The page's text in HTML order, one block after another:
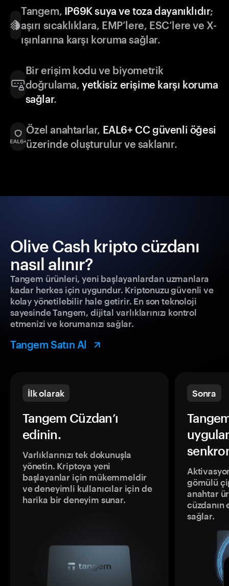
Tangem, IP69K suya ve toza dayanıklıdır;
aşırı sıcaklıklara, EMP’lere, ESC’lere ve X-
ışınlarına karşı koruma sağlar.
Bir erişim kodu ve biyometrik
doğrulama,yetkisiz erişime karşı koruma
sağlar.
Özel anahtarlar, EAL6+ CC güvenli öğesi
üzerinde oluşturulur ve saklanır.
Olive Cash kripto cüzdanı
nasıl alınır?
Tangem ürünleri, yeni başlayanlardan uzmanlara
kadar herkes için uygundur. Kriptonuzu güvenli ve
kolay yönetilebilir hale getirir. En son teknoloji
sayesinde Tangem, dijital varlıklarınızı kontrol
etmenizi ve korumanızı sağlar.
Tangem Satın Al
İlk olarak
Tangem Cüzdan’ı
edinin.
Varlıklarınızı tek dokunuşla
yönetin. Kriptoya yeni
başlayanlar için mükemmeldir
ve deneyimli kullanıcılar için de
harika bir deneyim sunar.
Sonra
gömülü
anahtar
sağlar.